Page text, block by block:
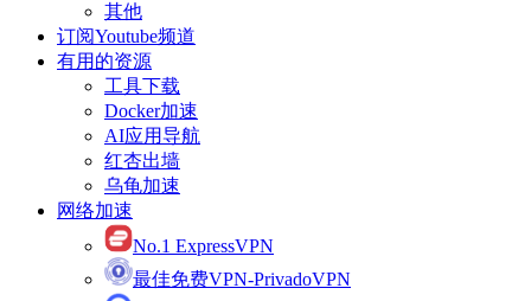
其他
订阅Youtube频道
有用的资源
工具下载
Docker加速
AI应用导航
红杏出墙
乌龟加速
网络加速
No.1 ExpressVPN
最佳免费VPN-PrivadoVPN